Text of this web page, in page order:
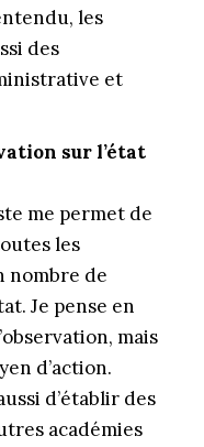
les
des
et
sur l’état
me permet de
les
nombre de
Je pense en
mais
d’action.
d’établir des
académies